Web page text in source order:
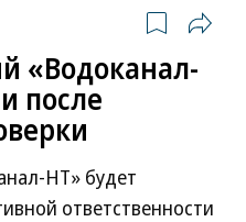
«Водоканал-
после
НТ» будет
ответственности